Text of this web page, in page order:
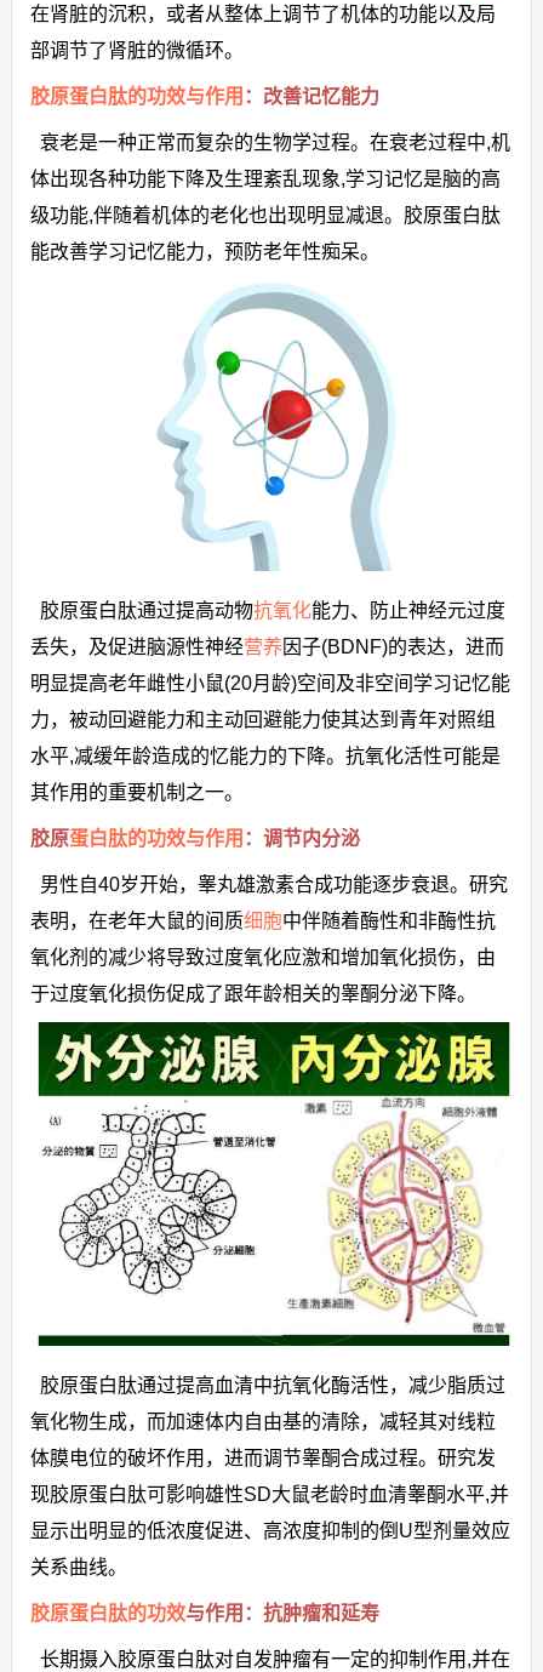
在肾脏的沉积，或者从整体上调节了机体的功能以及局
部调节了肾脏的微循环。
胶原蛋白肽的功效与作用 ：改善记忆能力
衰老是一种正常而复杂的生物学过程。在衰老过程中,机
体出现各种功能下降及生理紊乱现象,学习记忆是脑的高
级功能,伴随着机体的老化也出现明显减退。胶原蛋白肽
能改善学习记忆能力，预防老年性痴呆。
胶原蛋白肽通过提高动物抗氧化能力、防止神经元过度
丢失，及促进脑源性神经营养 因子(BDNF)的表达，进而
明显提高老年雌性小鼠(20月龄)空间及非空间学习记忆能
力，被动回避能力和主动回避能力使其达到青年对照组
水平,减缓年龄造成的忆能力的下降。抗氧化活性可能是
其作用的重要机制之一。
胶原蛋白肽的功效与作用 ：调节内分泌
男性自40岁开始，睾丸雄激素合成功能逐步衰退。研究
表明，在老年大鼠的间质细胞中伴随着酶性和非酶性抗
氧化剂的减少将导致过度氧化应激和增加氧化损伤，由
于过度氧化损伤促成了跟年龄相关的睾酮分泌下降。
胶原蛋白肽通过提高血清中抗氧化酶活性，减少脂质过
氧化物生成，而加速体内自由基的清除，减轻其对线粒
体膜电位的破坏作用，进而调节睾酮合成过程。研究发
现胶原蛋白肽可影响雄性SD大鼠老龄时血清睾酮水平,并
显示出明显的低浓度促进、高浓度抑制的倒U型剂量效应
关系曲线。
胶原蛋白肽的功效与作用：抗肿瘤和延寿
长期摄入胶原蛋白肽对自发肿瘤有一定的抑制作用,并在